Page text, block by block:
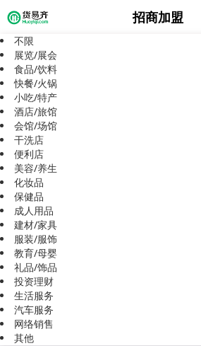
招商加盟
不限
展览/展会
食品/饮料
快餐/火锅
小吃/特产
酒店/旅馆
会馆/场馆
干洗店
便利店
美容/养生
化妆品
保健品
成人用品
建材/家具
服装/服饰
教育/母婴
礼品/饰品
投资理财
生活服务
汽车服务
网络销售
其他